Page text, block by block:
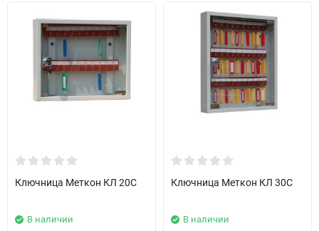
Ключница Меткон КЛ 20С
В наличии
Ключница Меткон КЛ 30С
В наличии